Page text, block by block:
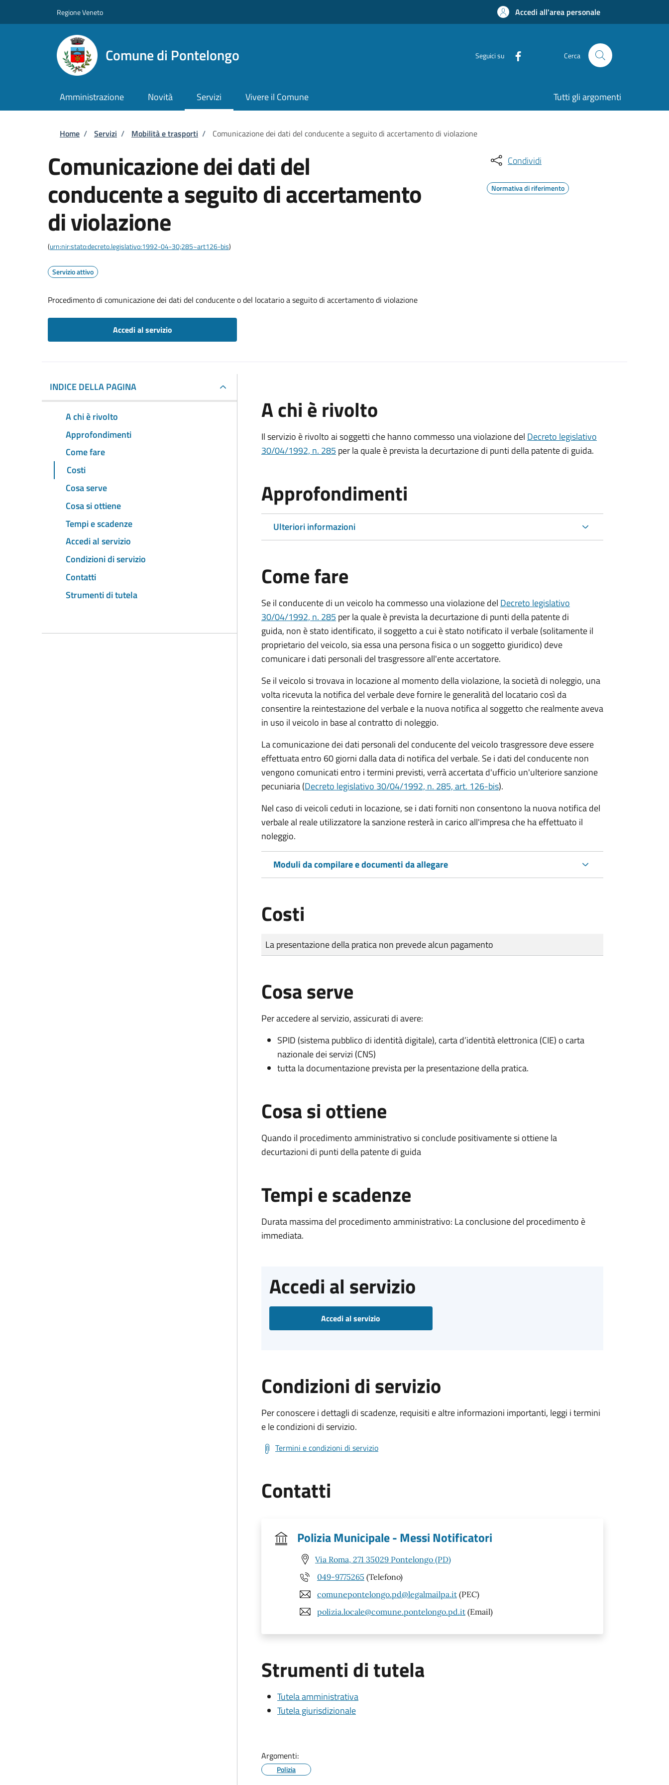
Regione Veneto Accedi all'area personale
Comune di Pontelongo Seguici su Cerca
Amministrazione Novità Servizi Vivere il Comune Tutti gli argomenti
Briciole di pane
Home / Servizi / Mobilità e trasporti / Comunicazione dei dati del conducente a seguito di accertamento di violazione
Comunicazione dei dati del
conducente a seguito di accertamento
di violazione
(urn:nir:stato:decreto.legislativo:1992-04-30;285~art126-bis)
Servizio attivo
Procedimento di comunicazione dei dati del conducente o del locatario a seguito di accertamento di violazione
Accedi al servizio
Condividi
Normativa di riferimento
INDICE DELLA PAGINA
A chi è rivolto
Approfondimenti
Come fare
Costi
Cosa serve
Cosa si ottiene
Tempi e scadenze
Accedi al servizio
Condizioni di servizio
Contatti
Strumenti di tutela
A chi è rivolto
Il servizio è rivolto ai soggetti che hanno commesso una violazione del Decreto legislativo
30/04/1992, n. 285 per la quale è prevista la decurtazione di punti della patente di guida.
Approfondimenti
Ulteriori informazioni
Come fare
Se il conducente di un veicolo ha commesso una violazione del Decreto legislativo
30/04/1992, n. 285 per la quale è prevista la decurtazione di punti della patente di
guida, non è stato identificato, il soggetto a cui è stato notificato il verbale (solitamente il
proprietario del veicolo, sia essa una persona fisica o un soggetto giuridico) deve
comunicare i dati personali del trasgressore all'ente accertatore.
Se il veicolo si trovava in locazione al momento della violazione, la società di noleggio, una
volta ricevuta la notifica del verbale deve fornire le generalità del locatario così da
consentire la reintestazione del verbale e la nuova notifica al soggetto che realmente aveva
in uso il veicolo in base al contratto di noleggio.
La comunicazione dei dati personali del conducente del veicolo trasgressore deve essere
effettuata entro 60 giorni dalla data di notifica del verbale. Se i dati del conducente non
vengono comunicati entro i termini previsti, verrà accertata d'ufficio un'ulteriore sanzione
pecuniaria (Decreto legislativo 30/04/1992, n. 285, art. 126-bis).
Nel caso di veicoli ceduti in locazione, se i dati forniti non consentono la nuova notifica del
verbale al reale utilizzatore la sanzione resterà in carico all'impresa che ha effettuato il
noleggio.
Moduli da compilare e documenti da allegare
Costi
Tipo di pagamento
Importo
La presentazione della pratica non prevede alcun pagamento
Cosa serve
Per accedere al servizio, assicurati di avere:
SPID (sistema pubblico di identità digitale), carta d’identità elettronica (CIE) o carta
nazionale dei servizi (CNS)
tutta la documentazione prevista per la presentazione della pratica.
Cosa si ottiene
Quando il procedimento amministrativo si conclude positivamente si ottiene la
decurtazioni di punti della patente di guida
Tempi e scadenze
Durata massima del procedimento amministrativo: La conclusione del procedimento è
immediata.
Accedi al servizio
Accedi al servizio
Condizioni di servizio
Per conoscere i dettagli di scadenze, requisiti e altre informazioni importanti, leggi i termini
e le condizioni di servizio.
Termini e condizioni di servizio
Contatti
Polizia Municipale - Messi Notificatori
Via Roma, 271 35029 Pontelongo (PD)
049-9775265 (Telefono)
comunepontelongo.pd@legalmailpa.it (PEC)
polizia.locale@comune.pontelongo.pd.it (Email)
Strumenti di tutela
Tutela amministrativa
Tutela giurisdizionale
Argomenti:
Polizia